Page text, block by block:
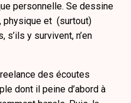
personnelle. Se dessine
physique et (surtout)
y survivent, n’en
des écoutes
dont il peine d’abord à